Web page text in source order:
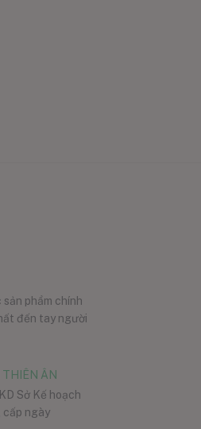
sản phẩm chính
đến tay người
ÂN
Sở Kế hoạch
cấp ngày